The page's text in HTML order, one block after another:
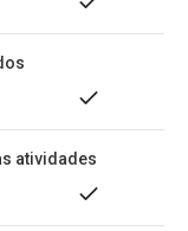
atividades